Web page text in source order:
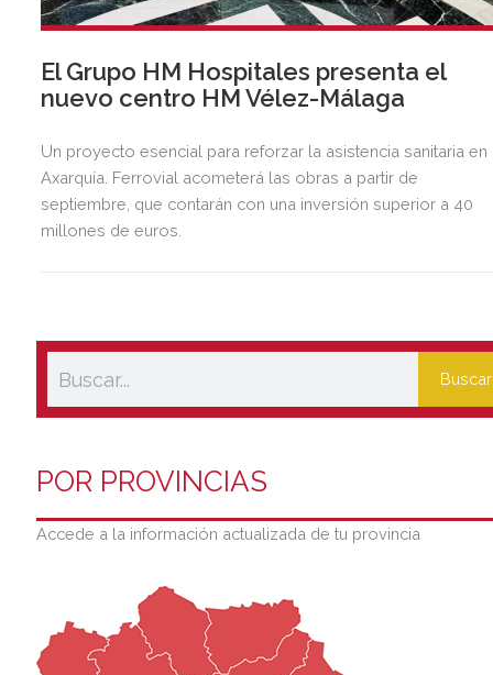
El Grupo HM Hospitales presenta el
nuevo centro HM Vélez-Málaga
Un proyecto esencial para reforzar la asistencia sanitaria en
Axarquía. Ferrovial acometerá las obras a partir de
septiembre, que contarán con una inversión superior a 40
millones de euros.
Buscar
POR PROVINCIAS
Accede a la información actualizada de tu provincia